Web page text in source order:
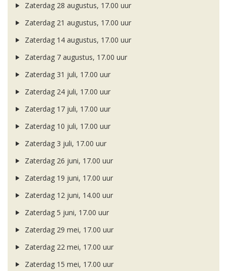
Zaterdag 28 augustus, 17.00 uur
Zaterdag 21 augustus, 17.00 uur
Zaterdag 14 augustus, 17.00 uur
Zaterdag 7 augustus, 17.00 uur
Zaterdag 31 juli, 17.00 uur
Zaterdag 24 juli, 17.00 uur
Zaterdag 17 juli, 17.00 uur
Zaterdag 10 juli, 17.00 uur
Zaterdag 3 juli, 17.00 uur
Zaterdag 26 juni, 17.00 uur
Zaterdag 19 juni, 17.00 uur
Zaterdag 12 juni, 14.00 uur
Zaterdag 5 juni, 17.00 uur
Zaterdag 29 mei, 17.00 uur
Zaterdag 22 mei, 17.00 uur
Zaterdag 15 mei, 17.00 uur